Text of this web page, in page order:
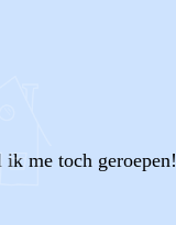
me toch geroepen!